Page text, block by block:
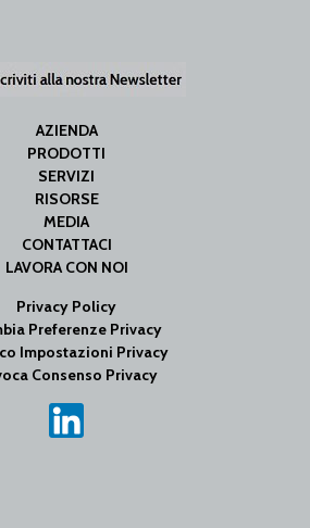
AZIENDA
PRODOTTI
SERVIZI
RISORSE
MEDIA
CONTATTACI
LAVORA CON NOI
Privacy Policy
Preferenze Privacy
Impostazioni Privacy
Consenso Privacy